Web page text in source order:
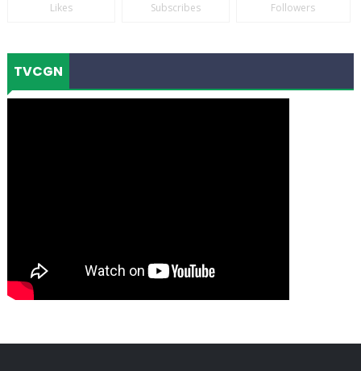
Likes Subscribes Followers
TVCGN